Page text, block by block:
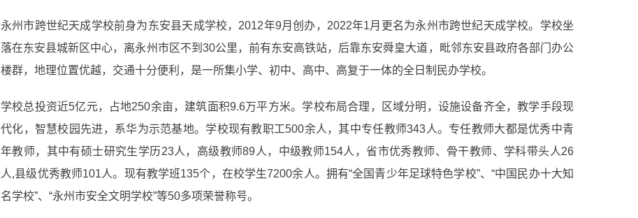
永州市跨世纪天成学校前身为东安县天成学校，2012年9月创办，2022年1月更名为永州市跨世纪天成学校。学校坐
落在东安县城新区中心，离永州市区不到30公里，前有东安高铁站，后靠东安舜皇大道，毗邻东安县政府各部门办公
楼群，地理位置优越，交通十分便利，是一所集小学、初中、高中、高复于一体的全日制民办学校。
学校总投资近5亿元，占地250余亩，建筑面积9.6万平方米。学校布局合理，区域分明，设施设备齐全，教学手段现
代化，智慧校园先进，系华为示范基地。学校现有教职工500余人，其中专任教师343人。专任教师大都是优秀中青
年教师，其中有硕士研究生学历23人，高级教师89人，中级教师154人，省市优秀教师、骨干教师、学科带头人26
人,县级优秀教师101人。现有教学班135个，在校学生7200余人。拥有“全国青少年足球特色学校”、“中国民办十大知
名学校”、“永州市安全文明学校”等50多项荣誉称号。